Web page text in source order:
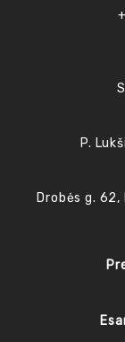
P.
Drobės g.